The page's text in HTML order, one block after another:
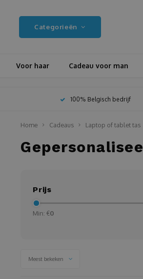
Categorieën
Voor haar Cadeau voor man
100% Belgisch bedrijf
Home Cadeaus Laptop of tablet tas
Prijs
Min: €0
Meest bekeken